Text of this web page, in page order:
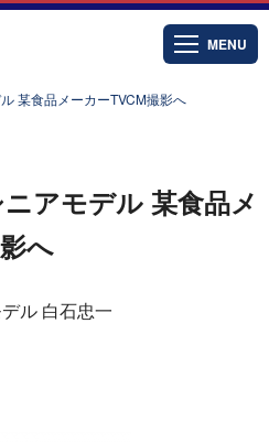
MENU
某食品メーカーTVCM撮影へ
ニアモデル 某食品メ
へ
ル 白石忠一